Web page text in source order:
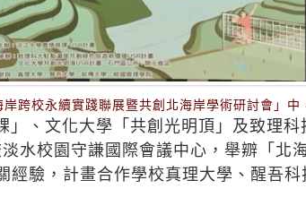
跨校永續實踐聯展暨共創北海岸學術研討會」中
」、文化大學「共創光明頂」及致理
水校園守謙國際會議中心，舉辧「北
驗，計畫合作學校真理大學、醒吾